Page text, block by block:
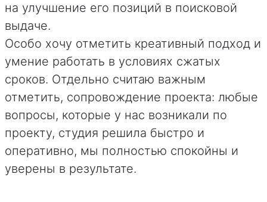
на улучшение его позиций в поисковой
выдаче.
Особо хочу отметить креативный подход и
умение работать в условиях сжатых
сроков. Отдельно считаю важным
отметить, сопровождение проекта: любые
вопросы, которые у нас возникали по
проекту, студия решила быстро и
оперативно, мы полностью спокойны и
уверены в результате.